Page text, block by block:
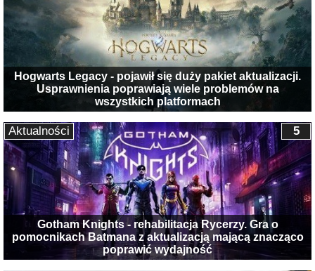
Hogwarts Legacy - pojawił się duży pakiet aktualizacji.
Usprawnienia poprawiają wiele problemów na
wszystkich platformach
Gotham Knights - rehabilitacja Rycerzy. Gra o
pomocnikach Batmana z aktualizacją mającą znacząco
poprawić wydajność
5
Aktualności